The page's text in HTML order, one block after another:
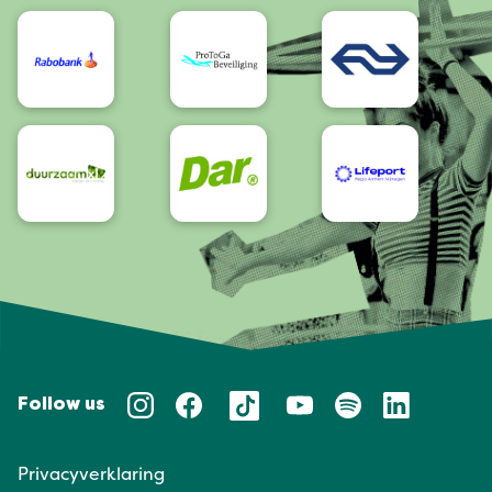
Bereikbaarheid/Toegankelijkheid
Follow us
Privacyverklaring